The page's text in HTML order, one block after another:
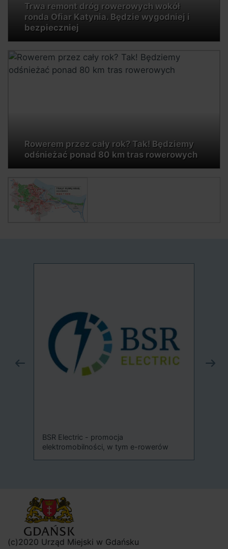
Trwa remont dróg rowerowych wokół
ronda Ofiar Katynia. Będzie wygodniej i
bezpieczniej
Rowerem przez cały rok? Tak! Będziemy
odśnieżać ponad 80 km tras rowerowych
BSR Electric - promocja
elektromobilności, w tym e-rowerów
(c)2020 Urząd Miejski w Gdańsku